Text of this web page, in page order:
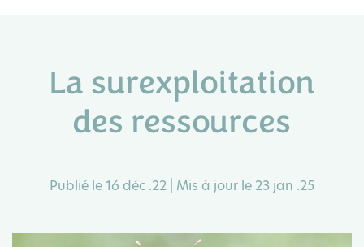
La surexploitation
des ressources
Publié le 16 déc .22 | Mis à jour le 23 jan .25